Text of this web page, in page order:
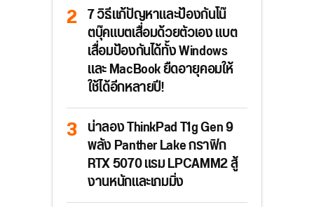
7 วิธีแก้ปัญหาและป้องกันโน๊
ตบุ๊คแบตเสื่อมด้วยตัวเอง แบต
เสื่อมป้องกันได้ทั้ง Windows
และ MacBook ยืดอายุคอมให้
ใช้ได้อีกหลายปี!
น่าลอง ThinkPad T1g Gen 9
พลัง Panther Lake กราฟิก
RTX 5070 แรม LPCAMM2 สู้
งานหนักและเกมมิ่ง